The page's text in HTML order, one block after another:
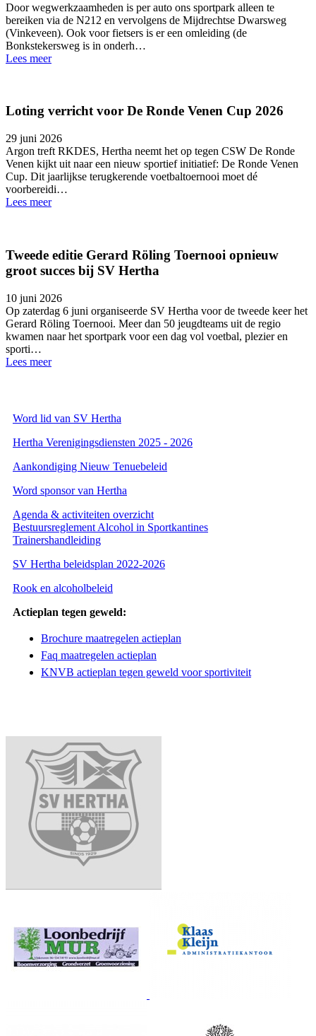
Door wegwerkzaamheden is per auto ons sportpark alleen te
bereiken via de N212 en vervolgens de Mijdrechtse Dwarsweg
(Vinkeveen). Ook voor fietsers is er een omleiding (de
Bonkstekersweg is in onderh…
Lees meer
Loting verricht voor De Ronde Venen Cup 2026
29 juni 2026
Argon treft RKDES, Hertha neemt het op tegen CSW De Ronde
Venen kijkt uit naar een nieuw sportief initiatief: De Ronde Venen
Cup. Dit jaarlijkse terugkerende voetbaltoernooi moet dé
voorbereidi…
Lees meer
Tweede editie Gerard Röling Toernooi opnieuw
groot succes bij SV Hertha
10 juni 2026
Op zaterdag 6 juni organiseerde SV Hertha voor de tweede keer het
Gerard Röling Toernooi. Meer dan 50 jeugdteams uit de regio
kwamen naar het sportpark voor een dag vol voetbal, plezier en
sporti…
Lees meer
Word lid van SV Hertha
Hertha Verenigingsdiensten 2025 - 2026
Aankondiging Nieuw Tenuebeleid
Word sponsor van Hertha
Agenda & activiteiten overzicht
Bestuursreglement Alcohol in Sportkantines
Trainershandleiding
SV Hertha beleidsplan 2022-2026
Rook en alcoholbeleid
Actieplan tegen geweld:
Brochure maatregelen actieplan
Faq maatregelen actieplan
KNVB actieplan tegen geweld voor sportiviteit